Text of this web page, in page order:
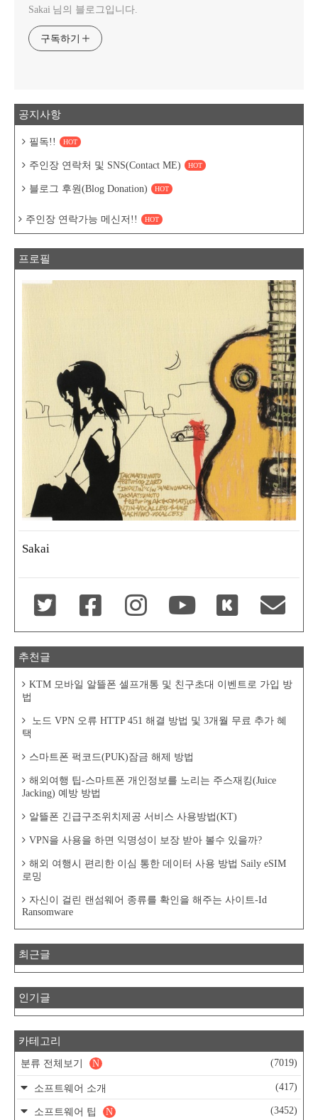
Sakai 님의 블로그입니다.
구독하기
공지사항
필독!! HOT
주인장 연락처 및 SNS(Contact ME) HOT
블로그 후원(Blog Donation) HOT
주인장 연락가능 메신저!! HOT
프로필
Sakai
추천글
KTM 모바일 알뜰폰 셀프개통 및 친구초대 이벤트로 가입 방
법
노드 VPN 오류 HTTP 451 해결 방법 및 3개월 무료 추가 혜
택
스마트폰 퍽코드(PUK)잠금 해제 방법
해외여행 팁-스마트폰 개인정보를 노리는 주스재킹(Juice
Jacking) 예방 방법
알뜰폰 긴급구조위치제공 서비스 사용방법(KT)
VPN을 사용을 하면 익명성이 보장 받아 볼수 있을까?
해외 여행시 편리한 이심 통한 데이터 사용 방법 Saily eSIM
로밍
자신이 걸린 랜섬웨어 종류를 확인을 해주는 사이트-Id
Ransomware
최근글
인기글
카테고리
분류 전체보기 (7019)
N
소프트웨어 소개 (417)
소프트웨어 팁 (3452)
N